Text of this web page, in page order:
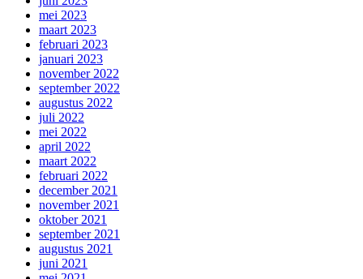
mei 2023
maart 2023
februari 2023
januari 2023
november 2022
september 2022
augustus 2022
juli 2022
mei 2022
april 2022
maart 2022
februari 2022
december 2021
november 2021
oktober 2021
september 2021
augustus 2021
juni 2021